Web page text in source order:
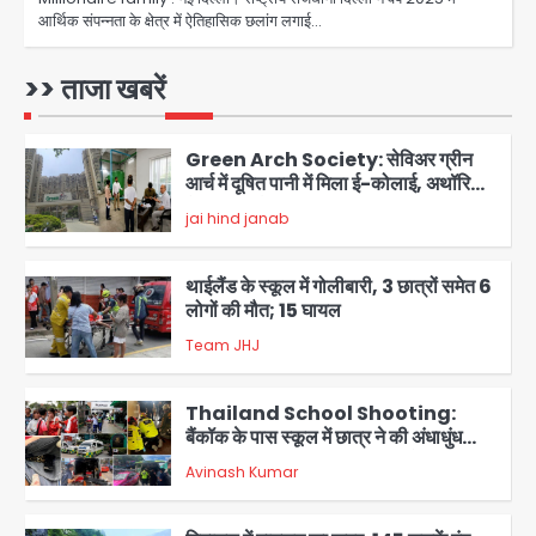
आर्थिक संपन्नता के क्षेत्र में ऐतिहासिक छलांग लगाई…
>> ताजा खबरें
1
Patna violence: पटना में सड़क हादसे में
2
Green Arch Society: सेविअर ग्रीन
आर्च में दूषित पानी में मिला ई-कोलाई, अथॉरिटी
ने शुरू की सैंपलिंग जांच
jai hind janab
3
थाईलैंड के स्कूल में गोलीबारी, 3 छात्रों समेत 6
लोगों की मौत; 15 घायल
Team JHJ
4
Thailand School Shooting:
बैंकॉक के पास स्कूल में छात्र ने की अंधाधुंध
फायरिंग, हमलावर सहित सात की मौत, 15
घायल
Avinash Kumar